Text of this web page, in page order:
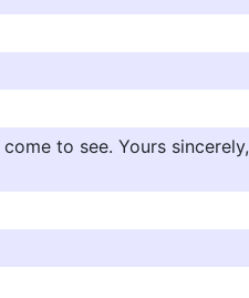
to see. Yours sincerely,